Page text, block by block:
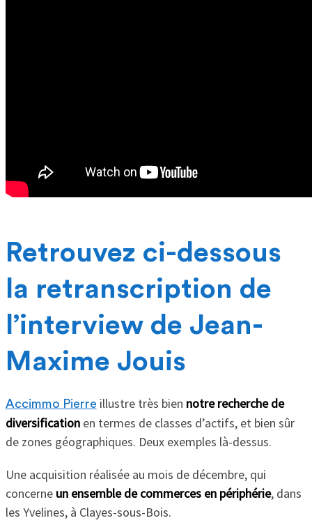
Retrouvez ci-dessous
la retranscription de
l’interview de Jean-
Maxime Jouis
Accimmo Pierre illustre très bien notre recherche de
diversificationen termes de classes d’actifs, et bien sûr
de zones géographiques. Deux exemples là-dessus.
Une acquisition réalisée au mois de décembre, qui
concerne un ensemble de commerces en périphérie, dans
les Yvelines, à Clayes-sous-Bois.